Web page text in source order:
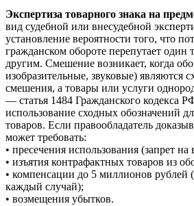
Экспертиза товарного знака на
вид судебной или внесудебной
установление вероятности того, что
гражданском обороте перепутает один
другим. Смешение возникает, когда
изобразительные, звуковые) являются
смешения, а товары или услуги
— статья 1484 Гражданского кодекса
использование сходных обозначений
товаров. Если правообладатель
может требовать:
• пресечения использования (запрет
• изъятия контрафактных товаров из
• компенсации до 5 миллионов рублей
каждый случай);
• возмещения убытков.